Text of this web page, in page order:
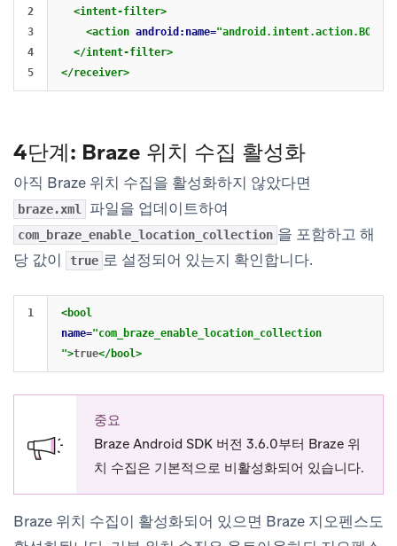
2
3
4
<intent-filter>
<action android:name=
</intent-filter>
</receiver>
4단계: Braze 위치 수집 활성화
아직 Braze 위치 수집을 활성화하지 않았다면
braze.xml 파일을 업데이트하여
com_braze_enable_location_collection 을 포함하고 해
당 값이
true 로 설정되어 있는지 확인합니다.
<bool
name="com_braze_enable_location_collection
">true</bool>
중요
Braze Android SDK 버전 3.6.0부터 Braze 위
치 수집은 기본적으로 비활성화되어 있습니다.
Braze 위치 수집이 활성화되어 있으면 Braze 지오펜스도